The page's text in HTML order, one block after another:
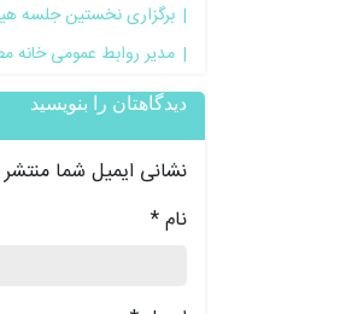
برگزاری نخستین جلسه
مدیر روابط عمومی خانه
دیدگاهتان را بنویسید
نشانی ایمیل شما
نام*